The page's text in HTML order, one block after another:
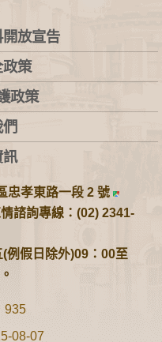
放宣告
策
政策
訊
忠孝東路一段 2 號
諮詢專線：(02) 2341-
例假日除外)09：00至
935
08-07